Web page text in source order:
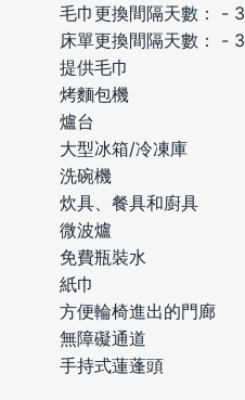
毛巾更換間隔天數： - 3
床單更換間隔天數： - 3
提供毛巾
烤麵包機
爐台
大型冰箱/冷凍庫
洗碗機
炊具、餐具和廚具
微波爐
免費瓶裝水
紙巾
方便輪椅進出的門廊
無障礙通道
手持式蓮蓬頭